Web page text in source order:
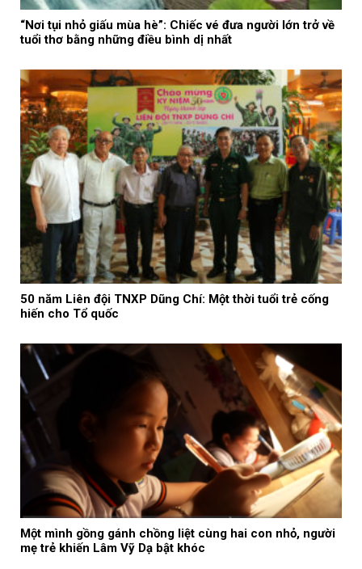
“Nơi tụi nhỏ giấu mùa hè”: Chiếc vé đưa người lớn trở về
tuổi thơ bằng những điều bình dị nhất
50 năm Liên đội TNXP Dũng Chí: Một thời tuổi trẻ cống
hiến cho Tổ quốc
Một mình gồng gánh chồng liệt cùng hai con nhỏ, người
mẹ trẻ khiến Lâm Vỹ Dạ bật khóc